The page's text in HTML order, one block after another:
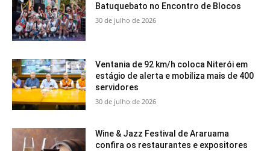
Batuquebato no Encontro de Blocos
30 de julho de 2026
Ventania de 92 km/h coloca Niterói em
estágio de alerta e mobiliza mais de 400
servidores
30 de julho de 2026
Wine & Jazz Festival de Araruama
confira os restaurantes e expositores